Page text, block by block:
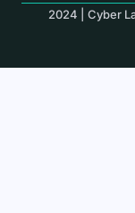
2024 | Cyber